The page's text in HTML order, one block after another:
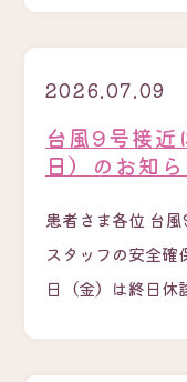
2026.07.09
台風9号接近
日）のお知
患者さま各位 台
スタッフの安全
日（金）は終日